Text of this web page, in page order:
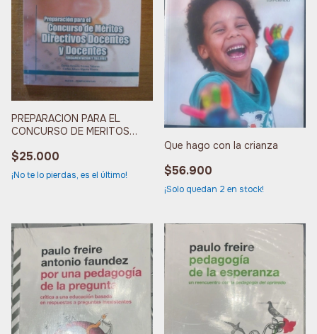
PREPARACION PARA EL
CONCURSO DE MERITOS
$25.000
¡No te lo pierdas, es el último!
Que hago con la crianza
$56.900
¡Solo quedan 2 en stock!